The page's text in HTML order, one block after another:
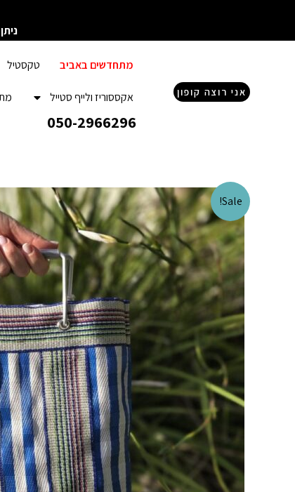
אני רוצה קופון
מתחדשים באביב טקסטיל
אקססוריז ולייף סטייל
050-2966296
Sale!